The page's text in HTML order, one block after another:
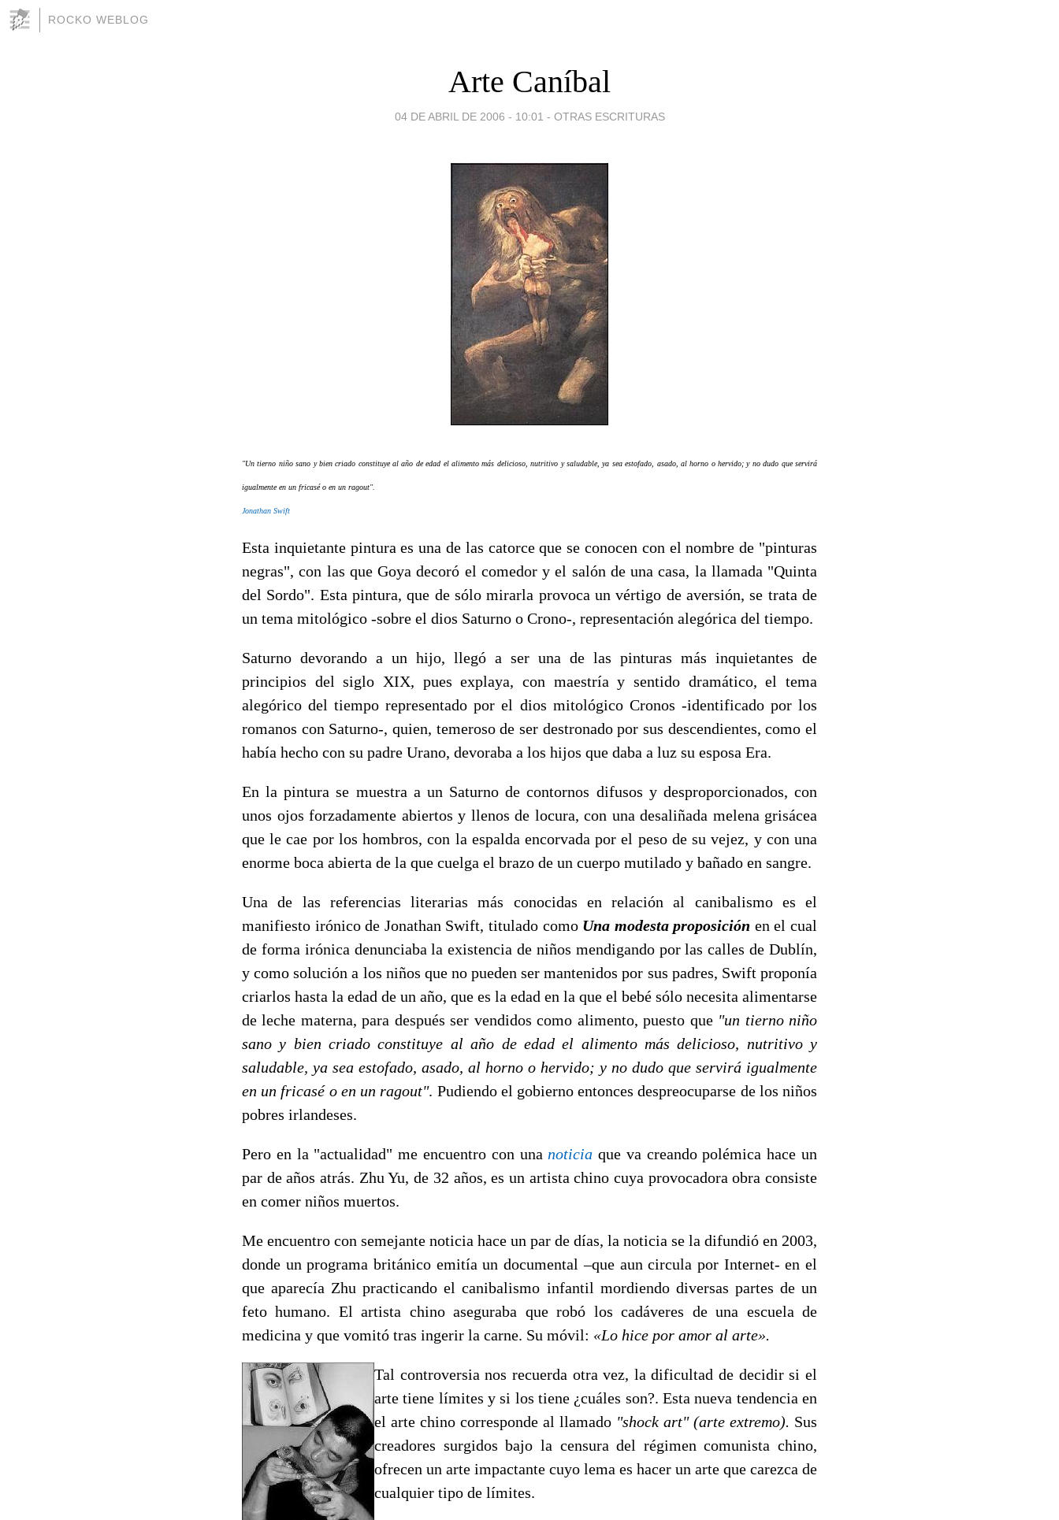
ROCKO WEBLOG
Arte Caníbal
04 DE ABRIL DE 2006 - 10:01 - OTRAS ESCRITURAS
"Un tierno niño sano y bien criado constituye al año de edad el alimento más delicioso, nutritivo y saludable, ya sea estofado, asado, al horno o hervido; y no dudo que servirá
igualmente en un fricasé o en un ragout".
Jonathan Swift
Esta inquietante pintura es una de las catorce que se conocen con el nombre de "pinturas
negras", con las que Goya decoró el comedor y el salón de una casa, la llamada "Quinta
del Sordo". Esta pintura, que de sólo mirarla provoca un vértigo de aversión, se trata de
un tema mitológico -sobre el dios Saturno o Crono-, representación alegórica del tiempo.
Saturno devorando a un hijo, llegó a ser una de las pinturas más inquietantes de
principios del siglo XIX, pues explaya, con maestría y sentido dramático, el tema
alegórico del tiempo representado por el dios mitológico Cronos -identificado por los
romanos con Saturno-, quien, temeroso de ser destronado por sus descendientes, como el
había hecho con su padre Urano, devoraba a los hijos que daba a luz su esposa Era.
En la pintura se muestra a un Saturno de contornos difusos y desproporcionados, con
unos ojos forzadamente abiertos y llenos de locura, con una desaliñada melena grisácea
que le cae por los hombros, con la espalda encorvada por el peso de su vejez, y con una
enorme boca abierta de la que cuelga el brazo de un cuerpo mutilado y bañado en sangre.
Una de las referencias literarias más conocidas en relación al canibalismo es el
manifiesto irónico de Jonathan Swift, titulado como Una modesta proposición en el cual
de forma irónica denunciaba la existencia de niños mendigando por las calles de Dublín,
y como solución a los niños que no pueden ser mantenidos por sus padres, Swift proponía
criarlos hasta la edad de un año, que es la edad en la que el bebé sólo necesita alimentarse
de leche materna, para después ser vendidos como alimento, puesto que "un tierno niño
sano y bien criado constituye al año de edad el alimento más delicioso, nutritivo y
saludable, ya sea estofado, asado, al horno o hervido; y no dudo que servirá igualmente
en un fricasé o en un ragout". Pudiendo el gobierno entonces despreocuparse de los niños
pobres irlandeses.
Pero en la "actualidad" me encuentro con una noticia que va creando polémica hace un
par de años atrás. Zhu Yu, de 32 años, es un artista chino cuya provocadora obra consiste
en comer niños muertos.
Me encuentro con semejante noticia hace un par de días, la noticia se la difundió en 2003,
donde un programa británico emitía un documental –que aun circula por Internet- en el
que aparecía Zhu practicando el canibalismo infantil mordiendo diversas partes de un
feto humano. El artista chino aseguraba que robó los cadáveres de una escuela de
medicina y que vomitó tras ingerir la carne. Su móvil: «Lo hice por amor al arte».
Tal controversia nos recuerda otra vez, la dificultad de decidir si el
arte tiene límites y si los tiene ¿cuáles son?. Esta nueva tendencia en
el arte chino corresponde al llamado "shock art" (arte extremo). Sus
creadores surgidos bajo la censura del régimen comunista chino,
ofrecen un arte impactante cuyo lema es hacer un arte que carezca de
cualquier tipo de límites.